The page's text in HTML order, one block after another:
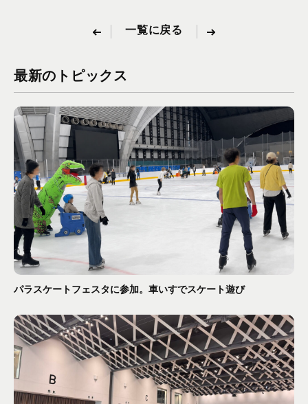
一覧に戻る
最新のトピックス
パラスケートフェスタに参加。車いすでスケート遊び